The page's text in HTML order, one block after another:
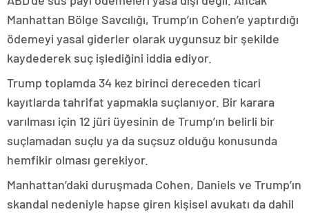
Manhattan Bölge Savcılığı, Trump’ın Cohen’e yaptırdığı
ödemeyi yasal giderler olarak uygunsuz bir şekilde
kaydederek suç işlediğini iddia ediyor.
Trump toplamda 34 kez birinci dereceden ticari
kayıtlarda tahrifat yapmakla suçlanıyor. Bir karara
varılması için 12 jüri üyesinin de Trump’ın belirli bir
suçlamadan suçlu ya da suçsuz olduğu konusunda
hemfikir olması gerekiyor.
Manhattan’daki duruşmada Cohen, Daniels ve Trump’ın
skandal nedeniyle hapse giren kişisel avukatı da dahil